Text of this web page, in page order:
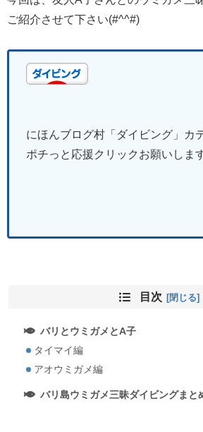
ご紹介させて下さい(#^^#)
にほんブログ村「ダイビング 」
カ
ポチっと応援クリックお願いしま
目次
バリとウミガメとA子
タイマイ編
アオウミガメ編
バリ島ウミガメ三昧ダイビングまと